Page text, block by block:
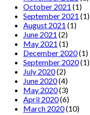
October 2021 (1)
September 2021 (1)
August 2021 (1)
June 2021 (2)
May 2021 (1)
December 2020(1)
September 2020(1)
July 2020(2)
June 2020(4)
May 2020(3)
April 2020(6)
March 2020(10)